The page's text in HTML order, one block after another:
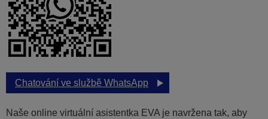
Chatování ve službě WhatsApp
Naše online virtuální asistentka EVA je navržena tak, aby